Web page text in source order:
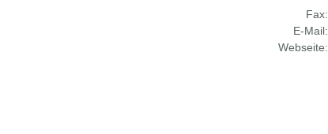
Fax:
E-Mail:
Webseite: